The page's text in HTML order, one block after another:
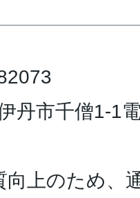
丹市千僧1-1
上のため、